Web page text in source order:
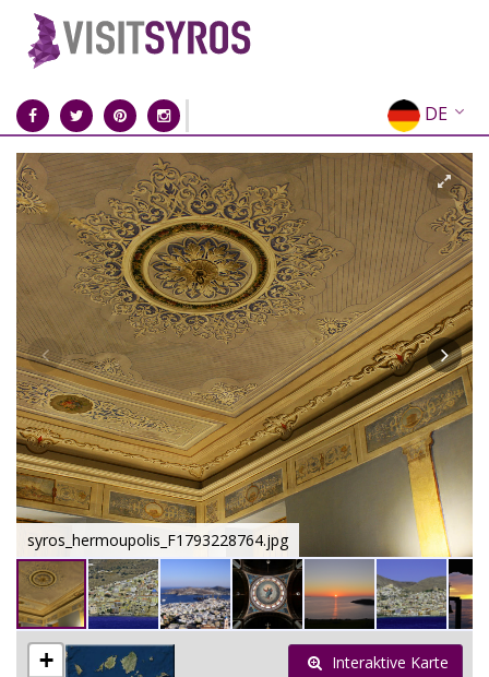
DE
EN
EL
FR
IT
ES
RU
CN
syros_hermoupolis_F1793228764.jpg
+ Interaktive Karte